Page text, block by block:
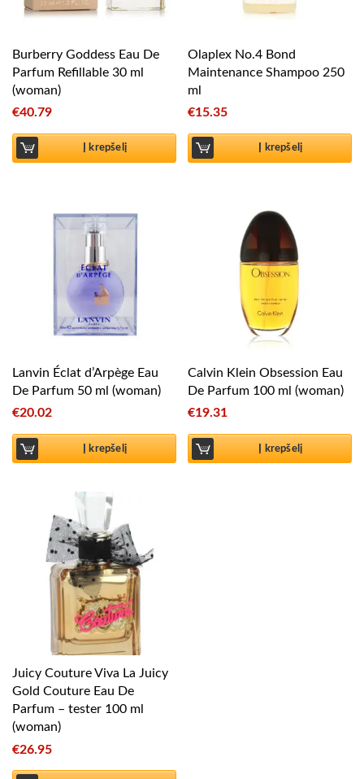
Burberry Goddess Eau De
Parfum Refillable 30 ml
(woman)
€40.79
Į krepšelį
Olaplex No.4 Bond
Maintenance Shampoo 250
ml
€15.35
Į krepšelį
Lanvin Éclat d’Arpège Eau
De Parfum 50 ml (woman)
€20.02
Į krepšelį
Calvin Klein Obsession Eau
De Parfum 100 ml (woman)
€19.31
Į krepšelį
Juicy Couture Viva La Juicy
Gold Couture Eau De
Parfum – tester 100 ml
(woman)
€26.95